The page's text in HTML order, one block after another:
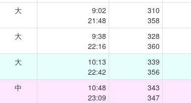
大
9:02
21:48
310
358
大
9:38
22:16
328
360
大
10:13
22:42
339
356
中
10:48
23:09
343
347